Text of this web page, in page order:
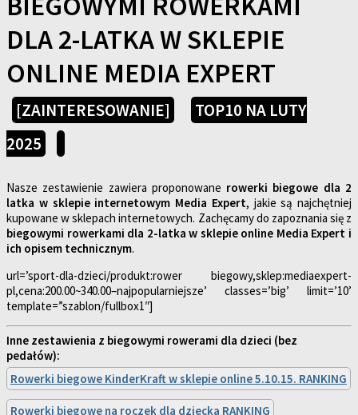
DLA 2-LATKA W SKLEPIE
ONLINE MEDIA EXPERT
[ZAINTERESOWANIE]
TOP10 NA LUTY
2025
Nasze zestawienie zawiera proponowane rowerki biegowe dla 2
latka w sklepie internetowym Media Expert, jakie są najchętniej
kupowane w sklepach internetowych. Zachęcamy do zapoznania się z
biegowymi rowerkami dla 2-latka w sklepie online Media Expert i
ich opisem technicznym.
url=’sport-dla-dzieci/produkt:rower biegowy,sklep:mediaexpert-
pl,cena:200.00~340.00–najpopularniejsze’ classes=’big’ limit=’10’
template=”szablon/fullbox1″]
Inne zestawienia z biegowymi rowerami dla dzieci (bez
pedałów):
Rowerki biegowe KinderKraft w sklepie online 5.10.15. RANKING
Rowerki biegowe na roczek dla dziecka RANKING